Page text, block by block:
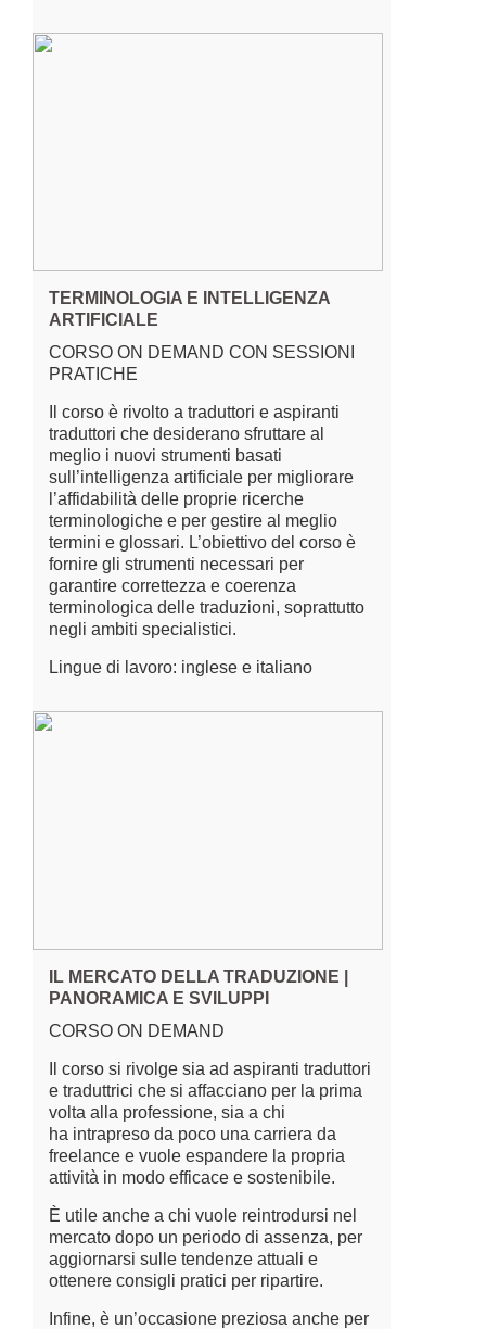
TERMINOLOGIA E INTELLIGENZA
ARTIFICIALE
CORSO ON DEMAND CON SESSIONI
PRATICHE
Il corso è rivolto a traduttori e aspiranti
traduttori che desiderano sfruttare al
meglio i nuovi strumenti basati
sull’intelligenza artificiale per migliorare
l’affidabilità delle proprie ricerche
terminologiche e per gestire al meglio
termini e glossari. L’obiettivo del corso è
fornire gli strumenti necessari per
garantire correttezza e coerenza
terminologica delle traduzioni, soprattutto
negli ambiti specialistici.
Lingue di lavoro: inglese e italiano
IL MERCATO DELLA TRADUZIONE |
PANORAMICA E SVILUPPI
CORSO ON DEMAND
Il corso si rivolge sia ad aspiranti traduttori
e traduttrici che si affacciano per la prima
volta alla professione, sia a chi
ha intrapreso da poco una carriera da
freelance e vuole espandere la propria
attività in modo efficace e sostenibile.
È utile anche a chi vuole reintrodursi nel
mercato dopo un periodo di assenza, per
aggiornarsi sulle tendenze attuali e
ottenere consigli pratici per ripartire.
Infine, è un’occasione preziosa anche per